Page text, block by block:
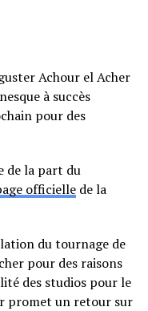
Achour el Acher
à succès
pour des
de la part du
officiellede la
du tournage de
pour des raisons
des studios pour le
promet un retour sur